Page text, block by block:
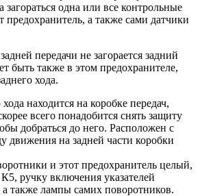
загораться одна или все контрольные
предохранитель, а также сами датчики
передачи не загорается задний
быть также в этом предохранителе,
хода.
находится на коробке передач,
всего понадобится снять защиту
добраться до него. Расположен с
движения на задней части коробки
и этот предохранитель целый,
ручку включения указателей
а также лампы самих поворотников.